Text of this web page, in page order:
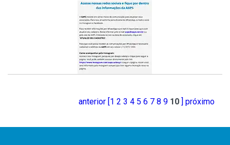
anterior [1 2 3 4 5 6 7 8 9 10 ] próximo